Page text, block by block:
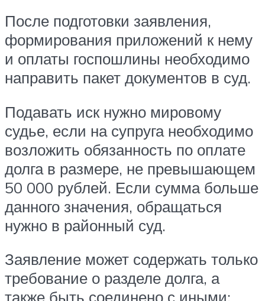
После подготовки заявления,
формирования приложений к нему
и оплаты госпошлины необходимо
направить пакет документов в суд.
Подавать иск нужно мировому
судье, если на супруга необходимо
возложить обязанность по оплате
долга в размере, не превышающем
50 000 рублей. Если сумма больше
данного значения, обращаться
нужно в районный суд.
Заявление может содержать только
требование о разделе долга, а
также быть соединено с иными: